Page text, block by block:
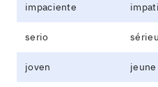
impaciente
serio
joven jeune